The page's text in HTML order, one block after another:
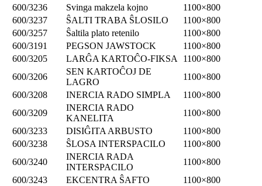
600/3236
Svinga makzela kojno
1100×800
600/3237
ŜALTI TRABA ŜLOSILO
1100×800
600/3257
Ŝaltila plato retenilo
1100×800
600/3191
PEGSON JAWSTOCK
1100×800
600/3205
LARĜA KARTOĈO-FIKSA
1100×800
600/3206
SEN KARTOĈOJ DE
LAGRO
1100×800
600/3208
INERCIA RADO SIMPLA
1100×800
600/3209
INERCIA RADO
KANELITA
1100×800
600/3233
DISIĜITA ARBUSTO
1100×800
600/3238
ŜLOSA INTERSPACILO
1100×800
600/3240
INERCIA RADA
INTERSPACILO
1100×800
600/3243
EKCENTRA ŜAFTO
1100×800